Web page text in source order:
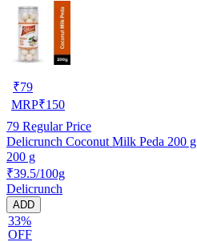
₹79
MRP₹150
79 Regular Price
Delicrunch Coconut Milk Peda 200 g
200 g
₹39.5/100g
Delicrunch
ADD
33%
OFF